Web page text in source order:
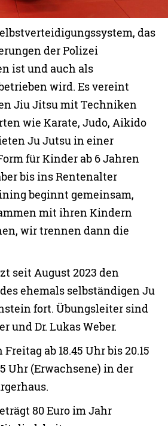
das
der Polizei
ist und auch als
wird. Es vereint
Jiu Jitsu mit Techniken
wie Karate, Judo, Aikido
Ju Jutsu in einer
für Kinder ab 6 Jahren
bis ins Rentenalter
beginnt gemeinsam,
mit ihren Kindern
wir trennen dann die
seit August 2023 den
ehemals selbständigen Ju
fort. Übungsleiter sind
und Dr. Lukas Weber.
ab 18.45 Uhr bis 20.15
Uhr (Erwachsene) in der
80 Euro im Jahr